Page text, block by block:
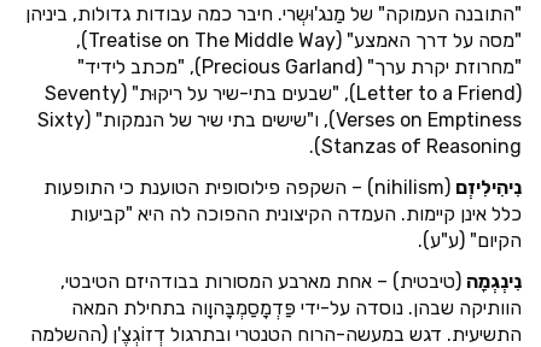
"התובנה העמוקה" של מַנג'וּשְרי. חיבר כמה עבודות גדולות, ביניהן
"מסה על דרך האמצע" (Treatise on The Middle Way),
"מחרוזת יקרת ערך" (Precious Garland), "מכתב לידיד"
(Letter to a Friend), "שבעים בתי-שיר על ריקוּת" (Seventy
Verses on Emptiness), ו"שישים בתי שיר של הנמקות" (Sixty
Stanzas of Reasoning).
נִיהִילִיזְם
(nihilism) – השקפה פילוסופית הטוענת כי התופעות
כלל אינן קיימות. העמדה הקיצונית ההפוכה לה היא "קביעות
הקיום" (ע"ע).
נִינְגְמָה (טיבטית) – אחת מארבע המסורות בבודהיזם הטיבטי,
הוותיקה שבהן. נוסדה על-ידי פַּדְמָסַמְבָּהוָוה בתחילת המאה
התשיעית. דגש במעשה-הרוח הטנטרי ובתרגול דְזוֹגְצֶ'ן (ההשלמה